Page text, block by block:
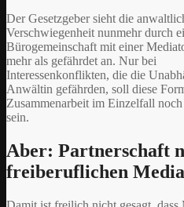
Der Gesetzgeber sieht die
Verschwiegenheit nunmehr durch
Bürogemeinschaft mit einer
mehr als gefährdet an. Nur bei
Interessenkonflikten, die die
Anwältin gefährden, soll diese
Zusammenarbeit im Einzelfall
sein.
Aber: Partnerschaft
freiberuflichen